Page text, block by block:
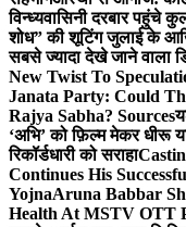
विन्ध्यवासिनी दरबार पहुंचे
शोध” की शूटिंग जुलाई के
सबसे ज्यादा देखे जाने वाला
New Twist To
Janata Party: Could
Rajya Sabha? Sources
‘अभि’ को फ़िल्म मेकर धीरू
रिकॉर्डधारी को सराहा
Continues His
YojnaAruna Babbar
Health At MSTV OTT